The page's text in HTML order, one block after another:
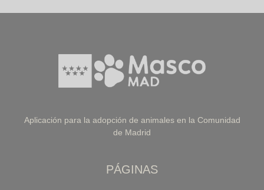
Aplicación para la adopción de animales en la Comunidad
de Madrid
PÁGINAS